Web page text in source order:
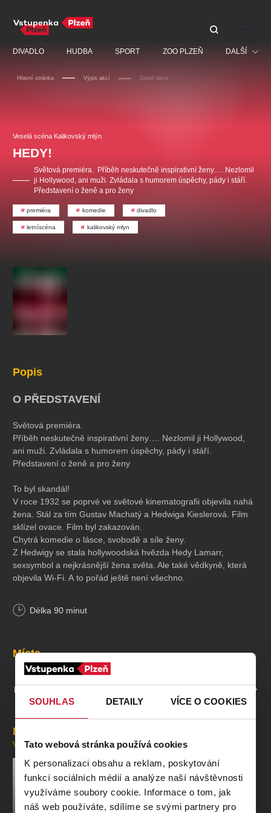
SOUHLAS DETAILY VÍCE O COOKIES
Tato webová stránka používá cookies
K personalizaci obsahu a reklam, poskytování
funkcí sociálních médií a analýze naší návštěvnosti
využíváme soubory cookie. Informace o tom, jak
náš web používáte, sdílíme se svými partnery pro
DIVADLO HUDBA SPORT ZOO PLZEŇ DALŠÍ
Pro děti
Hlavní stránka Výpis akcí Detail akce
Veselá scéna Kalikovský mlýn
HEDY!
Světová premiéra. Příběh neskutečně inspirativní ženy…. Nezlomil
ji Hollywood, ani muži. Zvládala s humorem úspěchy, pády i stáří.
Představení o ženě a pro ženy
premiéra komedie divadlo
letníscéna kalikovský mlyn
Popis
O PŘEDSTAVENÍ
Světová premiéra.
Příběh neskutečně inspirativní ženy…. Nezlomil ji Hollywood,
ani muži. Zvládala s humorem úspěchy, pády i stáří.
Představení o ženě a pro ženy
To byl skandál!
V roce 1932 se poprvé ve světové kinematografii objevila nahá
žena. Stál za tím Gustav Machatý a Hedwiga Kieslerová. Film
sklízel ovace. Film byl zakazován.
Chytrá komedie o lásce, svobodě a síle ženy.
Z Hedwigy se stala hollywoodská hvězda Hedy Lamarr,
sexsymbol a nejkrásnější žena světa. Ale také vědkyně, která
objevila Wi-Fi. A to pořád ještě není všechno.
Skutečný příběh Hedy Lamarr – hvězdy, která nebyla jen
krásná.
Přijďte a naberte z ní sílu
Účinkují:Lucie Vondráčková, Filip Teller, Ondřej Kokorský,
Williem Valerián
Autor a režie:Luboš Balák
Akce proběhne v zahradě Kalikovského mlýna pod širým
nebem a začíná v 19.00 hodin, do areálu pouštíme od
17.00 hodin, občerstvení samozřejmostí.
Délka 90 minut
Místa
PROFIL POŘADATELE VESELÁ SCÉNA KALIKOVSKÝ MLÝN
Mohlo by se vám líbit
VŠECHNY AKCE
Doporučujeme
JARO EVENT s.r.o.
REBEL WITH THE BLUE
kancelář
Ostatní hledají
Nejnavštěvovanější